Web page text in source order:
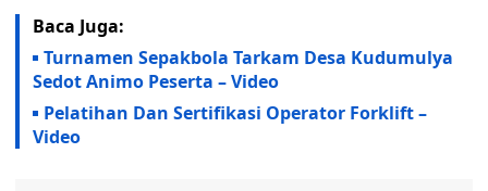
Baca Juga:
Turnamen Sepakbola Tarkam Desa Kudumulya
Sedot Animo Peserta – Video
Pelatihan Dan Sertifikasi Operator Forklift –
Video